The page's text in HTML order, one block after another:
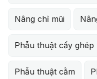
Nâng chỉ mũi
Phẫu thuật cấy
Phẫu thuật cằm